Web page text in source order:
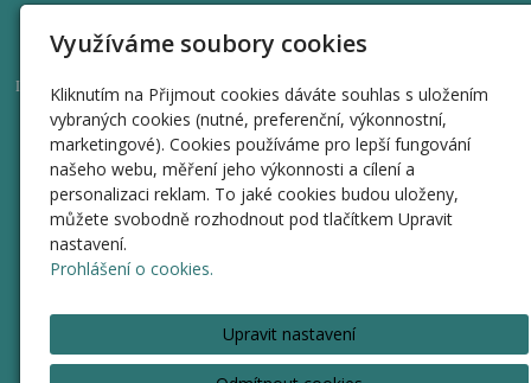
Uhelný trh 414/9, Staré Město, 110 00 Praha 1
IČO 44269595
RYCHLÁ NAVIGACE
Úvod
Informace
Valné hromady
Přeměna na listinné akcie
Rezervace termínu
Kontakt
Využíváme soubory cookies
Kliknutím na Přijmout cookies dáváte souhlas s uložením
vybraných cookies (nutné, preferenční, výkonnostní,
marketingové). Cookies používáme pro lepší fungování
našeho webu, měření jeho výkonnosti a cílení a
personalizaci reklam. To jaké cookies budou uloženy,
můžete svobodně rozhodnout pod tlačítkem Upravit
nastavení.
Prohlášení o cookies.
Upravit nastavení